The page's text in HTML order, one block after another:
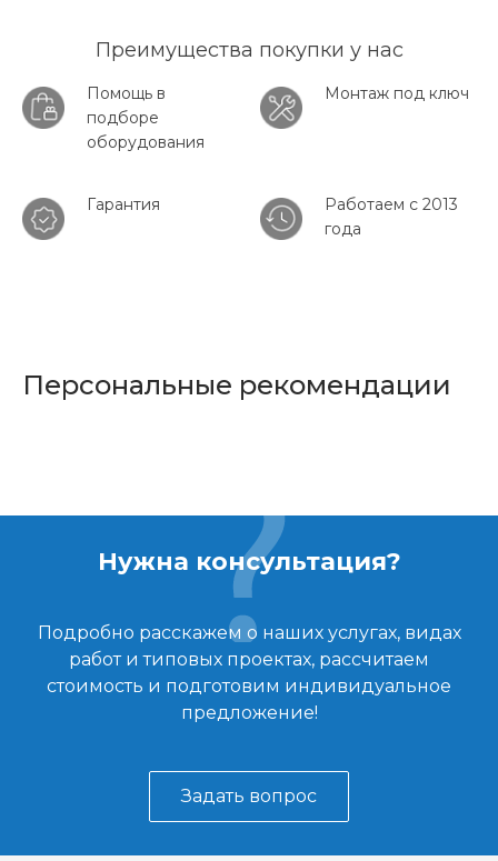
Преимущества покупки у нас
Помощь в
подборе
оборудования
Монтаж под ключ
Гарантия
Работаем с 2013
года
Персональные рекомендации
Нужна консультация?
Подробно расскажем о наших услугах, видах
работ и типовых проектах, рассчитаем
стоимость и подготовим индивидуальное
предложение!
Задать вопрос